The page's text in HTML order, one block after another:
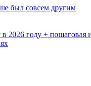
был совсем другим
2026 году + пошаговая